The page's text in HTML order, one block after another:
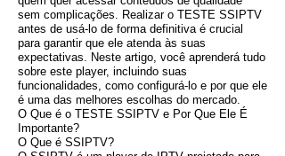
sem complicações. Realizar o TESTE SSIPTV
antes de usá-lo de forma definitiva é crucial
para garantir que ele atenda às suas
expectativas. Neste artigo, você aprenderá tudo
sobre este player, incluindo suas
funcionalidades, como configurá-lo e por que ele
é uma das melhores escolhas do mercado.
O Que é o TESTE SSIPTV e Por Que Ele É
Importante?
O Que é SSIPTV?